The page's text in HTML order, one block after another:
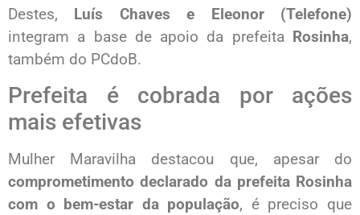
Destes, Luís Chaves e Eleonor (Telefone)
integram a base de apoio da prefeita Rosinha,
também do PCdoB.
Prefeita é cobrada por ações
mais efetivas
Mulher Maravilha destacou que, apesar do
comprometimento declarado da prefeita Rosinha
com o bem-estar da população, é preciso que